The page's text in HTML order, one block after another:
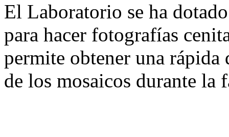
El Laboratorio se ha
para hacer fotografías
permite obtener una
de los mosaicos durante la